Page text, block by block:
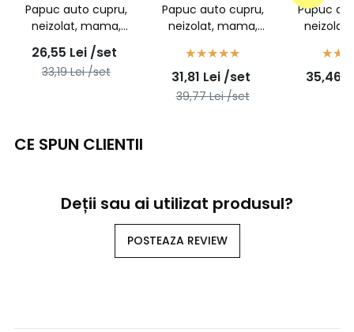
Papuc auto cupru,
neizolat, mama,
latime 6,3mm, pentru
fir de 0,5-1,0mm2 -
100buc/set
26,55 Lei /set
33,19Lei /set
Papuc auto cupru,
neizolat, mama,
fir de 2,5mm2 -
100buc/set
31,81 Lei /set
39,77Lei /set
Papuc
fir de
35,46
CE SPUN CLIENTII
Deții sau ai utilizat produsul?
POSTEAZA REVIEW